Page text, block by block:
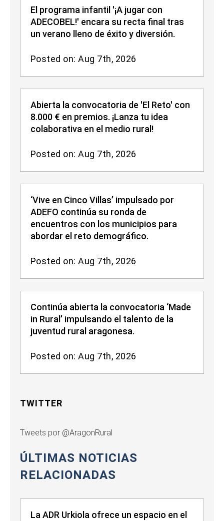
El programa infantil '¡A jugar con
ADECOBEL!' encara su recta final tras
un verano lleno de éxito y diversión.
Posted on: Aug 7th, 2026
Abierta la convocatoria de 'El Reto' con
8.000 € en premios. ¡Lanza tu idea
colaborativa en el medio rural!
Posted on: Aug 7th, 2026
‘Vive en Cinco Villas’ impulsado por
ADEFO continúa su ronda de
encuentros con los municipios para
abordar el reto demográfico.
Posted on: Aug 7th, 2026
Continúa abierta la convocatoria ‘Made
in Rural’ impulsando el talento de la
juventud rural aragonesa.
Posted on: Aug 7th, 2026
TWITTER
Tweets por @AragonRural
ÚLTIMAS NOTICIAS
RELACIONADAS
La ADR Urkiola ofrece un espacio en el